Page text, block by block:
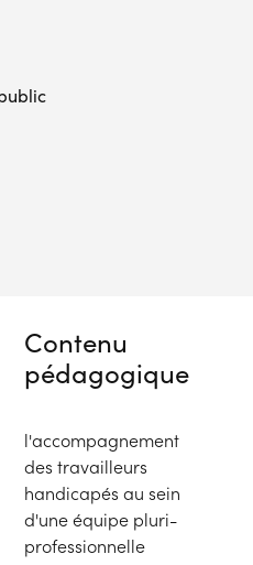
Contenu
pédagogique
l'accompagnement
des travailleurs
handicapés au sein
d'une équipe pluri-
professionnelle